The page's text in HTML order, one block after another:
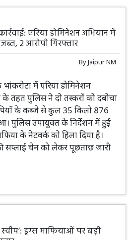
एरिया डोमिनेशन अभियान में
2 आरोपी गिरफ्तार
ByJaipur NM
में एरिया डोमिनेशन
तहत पुलिस ने दो तस्करों को दबोचा
के कब्जे से कुल 35 किलो 876
पुलिस उपायुक्त के निर्देशन में हुई
के नेटवर्क को हिला दिया है।
सप्लाई चेन को लेकर पूछताछ जारी
ड्रग्स माफियाओं पर बड़ी